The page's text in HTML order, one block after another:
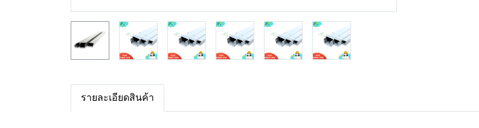
รายละเอียดสินค้า